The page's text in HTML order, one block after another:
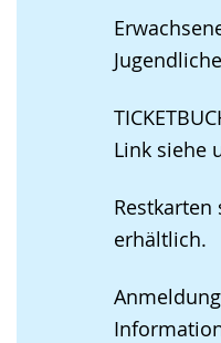
Link siehe
Restkarten
erhältlich.